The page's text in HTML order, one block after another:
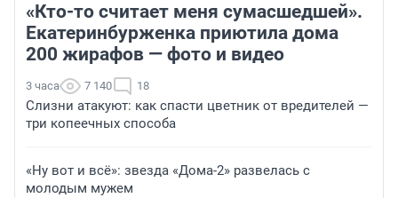
«Кто-то считает меня сумасшедшей».
Екатеринбурженка приютила дома
200 жирафов — фото и видео
3 часа 7 140 18
Слизни атакуют: как спасти цветник от вредителей —
три копеечных способа
«Ну вот и всё»: звезда «Дома-2» развелась с
молодым мужем